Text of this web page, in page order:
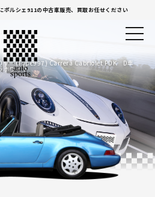
ポルシェ911の中古車販売、買取お任せください
(Type997) Carrera Cabriolet PDK D車
ワイト